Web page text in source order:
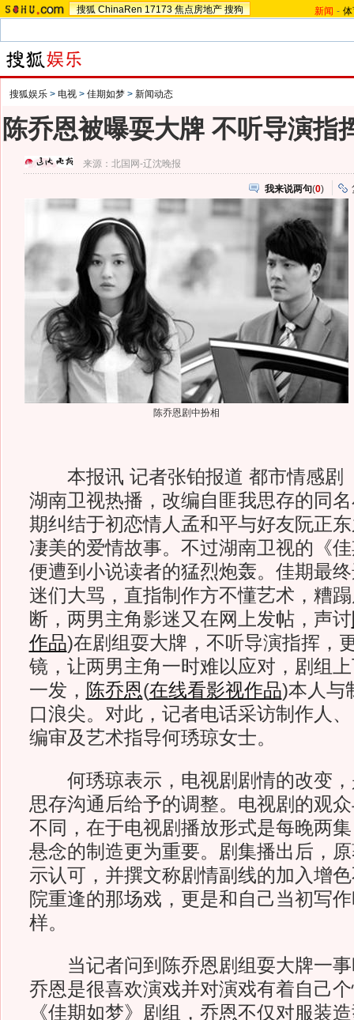
搜狐 ChinaRen 17173 焦点房地产 搜狗 新闻 -
搜狐娱乐 > 电视 > 佳期如梦 > 新闻动态
陈乔恩被曝耍大牌 不听导演指
来源： 北国网-辽沈晚报
我来说两句(0)
陈乔恩剧中扮相
本报讯 记者张铂报道 都市情感剧
湖南卫视热播，改编自匪我思存的同
期纠结于初恋情人孟和平与好友阮正
凄美的爱情故事。不过湖南卫视的《
便遭到小说读者的猛烈炮轰。佳期最
迷们大骂，直指制作方不懂艺术，糟
断，两男主角影迷又在网上发帖，声讨
作品)在剧组耍大牌，不听导演指挥，
镜，让两男主角一时难以应对，剧组
一发， 陈乔恩(在线看影视作品)本人与
口浪尖。对此，记者电话采访制作人
编审及艺术指导何琇琼女士。
何琇琼表示，电视剧剧情的改变，
思存沟通后给予的调整。电视剧的观
不同，在于电视剧播放形式是每晚两
悬念的制造更为重要。剧集播出后，
示认可，并撰文称剧情副线的加入增
院重逢的那场戏，更是和自己当初写
样。
当记者问到陈乔恩剧组耍大牌一事
乔恩是很喜欢演戏并对演戏有着自己
《佳期如梦》剧组，乔恩不仅对服装